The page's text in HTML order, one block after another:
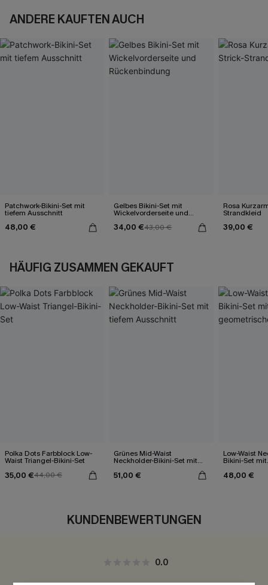
ANDERE KAUFTEN AUCH
Patchwork-Bikini-Set mit
tiefem Ausschnitt
48,00 €
Gelbes Bikini-Set mit
Wickelvorderseite und
34,00 €43,00 €
Rosa
Strandkleid
39,00 €
HÄUFIG ZUSAMMEN GEKAUFT
Polka Dots Farbblock Low-
Waist Triangel-Bikini-Set
35,00 €44,00 €
Grünes Mid-Waist
Neckholder-Bikini-Set mit
51,00 €
Low-Waist
Bikini-Set mit
48,00 €
KUNDENBEWERTUNGEN
0.0